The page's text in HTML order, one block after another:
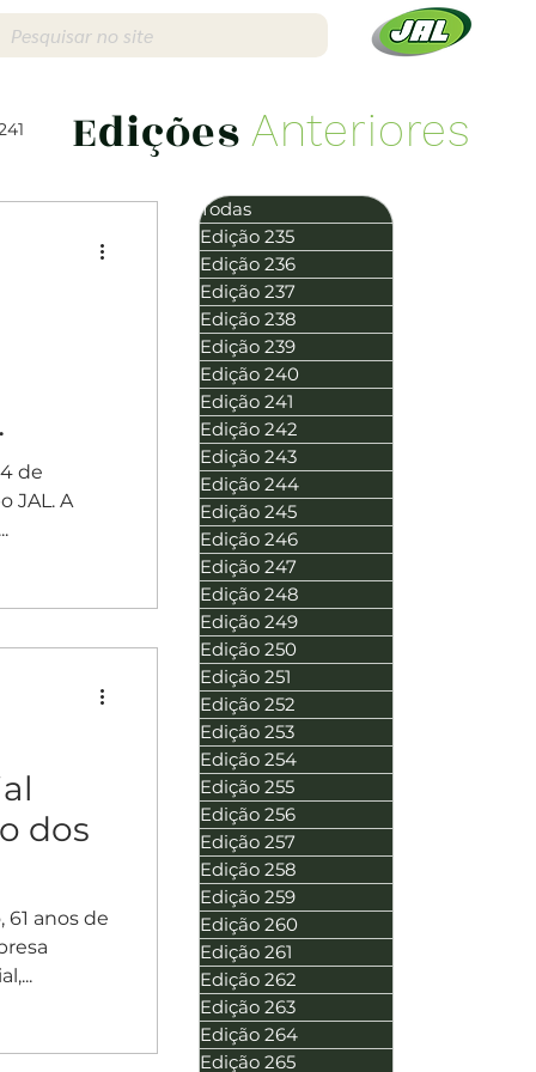
de
JAL. A
dos
anos de
Todas
Edição 235
Edição 236
Edição 237
Edição 238
Edição 239
Edição 240
Edição 241
Edição 242
Edição 243
Edição 244
Edição 245
Edição 246
Edição 247
Edição 248
Edição 249
Edição 250
Edição 251
Edição 252
Edição 253
Edição 254
Edição 255
Edição 256
Edição 257
Edição 258
Edição 259
Edição 260
Edição 261
Edição 262
Edição 263
Edição 264
Edição 265
Edições Anteriores